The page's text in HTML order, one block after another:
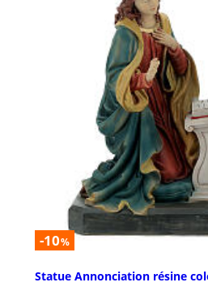
-10%
Statue Annonciation résine